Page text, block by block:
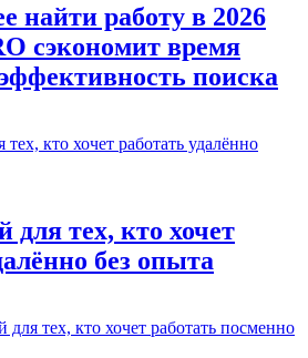
найти работу в 2026
сэкономит время
поиска
для тех, кто хочет
без опыта